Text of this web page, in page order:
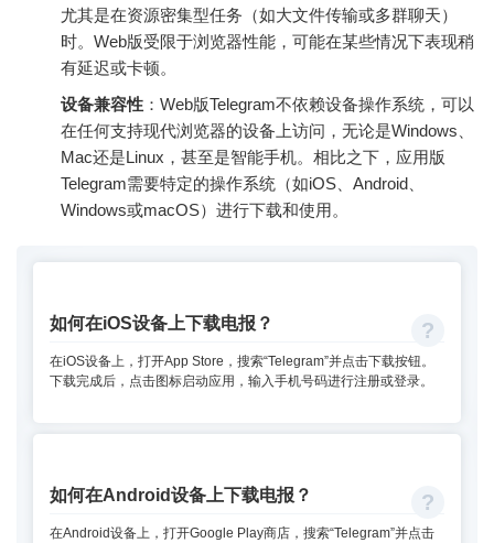
尤其是在资源密集型任务（如大文件传输或多群聊天）
时。Web版受限于浏览器性能，可能在某些情况下表现稍
有延迟或卡顿。
设备兼容性 ：Web版Telegram不依赖设备操作系统，可以
在任何支持现代浏览器的设备上访问，无论是Windows、
Mac还是Linux，甚至是智能手机。相比之下，应用版
Telegram需要特定的操作系统（如iOS、Android、
Windows或macOS）进行下载和使用。
如何在iOS设备上下载电报？
在iOS设备上，打开App Store，搜索“Telegram”并点击下载按钮。
下载完成后，点击图标启动应用，输入手机号码进行注册或登录。
如何在Android设备上下载电报？
在Android设备上，打开Google Play商店，搜索“Telegram”并点击